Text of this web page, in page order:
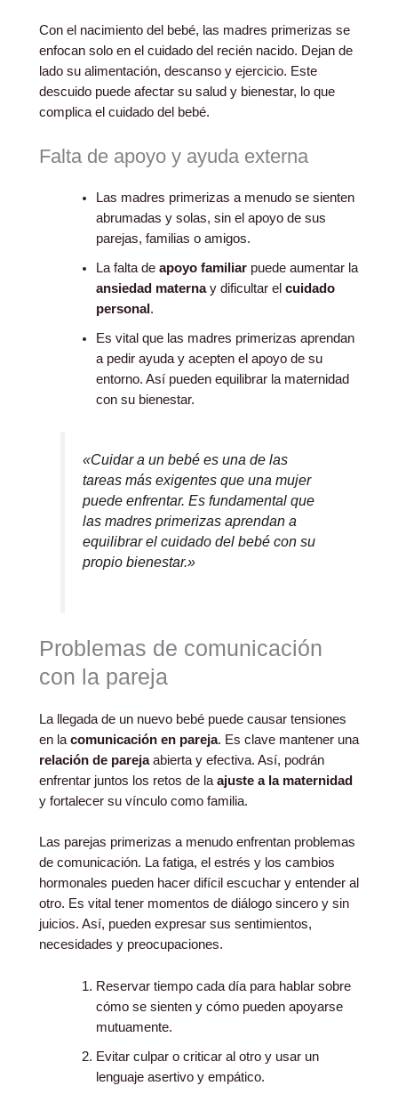
Con el nacimiento del bebé, las madres primerizas se
enfocan solo en el cuidado del recién nacido. Dejan de
lado su alimentación, descanso y ejercicio. Este
descuido puede afectar su salud y bienestar, lo que
complica el cuidado del bebé.
Falta de apoyo y ayuda externa
Las madres primerizas a menudo se sienten
abrumadas y solas, sin el apoyo de sus
parejas, familias o amigos.
La falta de apoyo familiarpuede aumentar la
ansiedad maternay dificultar el cuidado
personal .
Es vital que las madres primerizas aprendan
a pedir ayuda y acepten el apoyo de su
entorno. Así pueden equilibrar la maternidad
con su bienestar.
«Cuidar a un bebé es una de las
tareas más exigentes que una mujer
puede enfrentar. Es fundamental que
las madres primerizas aprendan a
equilibrar el cuidado del bebé con su
propio bienestar.»
Problemas de comunicación
con la pareja
La llegada de un nuevo bebé puede causar tensiones
en la comunicación en pareja. Es clave mantener una
relación de parejaabierta y efectiva. Así, podrán
enfrentar juntos los retos de la ajuste a la maternidad
y fortalecer su vínculo como familia.
Las parejas primerizas a menudo enfrentan problemas
de comunicación. La fatiga, el estrés y los cambios
hormonales pueden hacer difícil escuchar y entender al
otro. Es vital tener momentos de diálogo sincero y sin
juicios. Así, pueden expresar sus sentimientos,
necesidades y preocupaciones.
Reservar tiempo cada día para hablar sobre
cómo se sienten y cómo pueden apoyarse
mutuamente.
Evitar culpar o criticar al otro y usar un
lenguaje asertivo y empático.